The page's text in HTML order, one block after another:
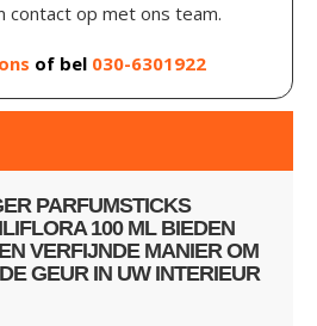
contact op met ons team.
of bel 030-6301922
PARFUMSTICKS
100 MLBIEDEN
VERFIJNDE MANIER OM
GEUR IN UW INTERIEUR